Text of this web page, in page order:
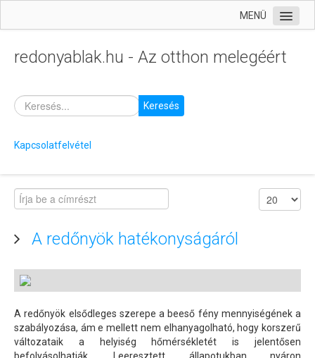
MENÜ
Termékek
Árajánlatkérés
redonyablak.hu - Az otthon melegéért
Keresés
Kapcsolatfelvétel
A redőnyök hatékonyságáról
A redőnyök elsődleges szerepe a beeső fény mennyiségének a
szabályozása, ám e mellett nem elhanyagolható, hogy korszerű
változataik a helyiség hőmérsékletét is jelentősen